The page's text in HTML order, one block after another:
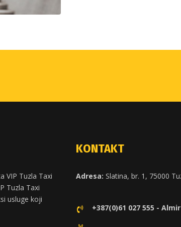
VIP Tuzla Taxi
Tuzla Taxi
usluge koji
KONTAKT
Adresa: Slatina, br. 1, 75000
+387(0)61 027 555 - Almir